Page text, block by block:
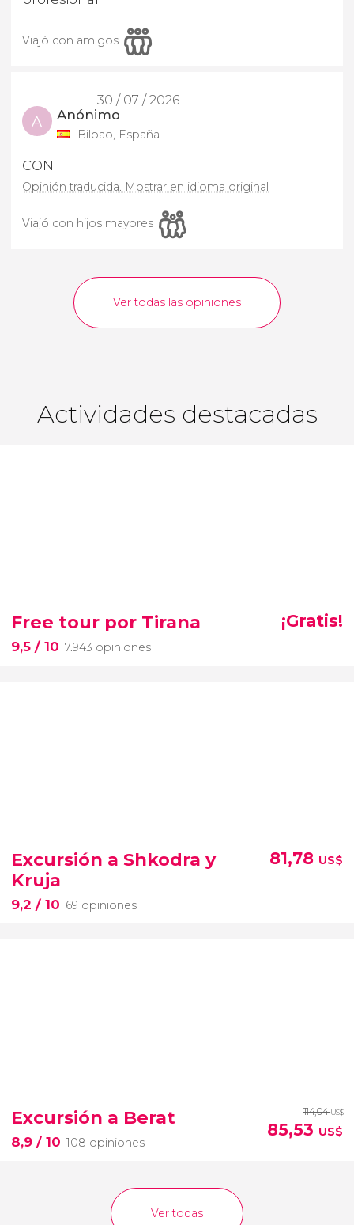
Viajó con amigos
30 / 07 / 2026
A Anónimo
Bilbao, España
CON
Opinión traducida. Mostrar en idioma original
Viajó con hijos mayores
Ver todas las opiniones
Actividades destacadas
Free tour por Tirana
9,5 / 10 7.943 opiniones
¡Gratis!
Excursión a Shkodra y
Kruja
9,2 / 10 69 opiniones
81,78 US$
Excursión a Berat
8,9 / 10 108 opiniones
114,04US$
85,53 US$
Ver todas